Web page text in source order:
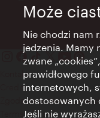
Kontakt
Credits
Zgoda na przetwarzanie
Terms of Use
Może
Nie chodzi nam
jedzenia. Mamy
zwane
prawidłowego
internetowych,
dostosowanych
Jeśli nie